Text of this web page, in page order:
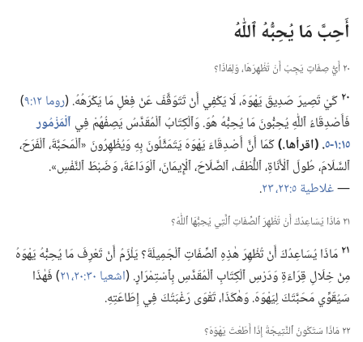
أَحِبَّ مَا يُحِبُّهُ ٱللّٰهُ
٢٠ أَيُّ صِفَاتٍ يَجِبُ أَنْ تُظْهِرَهَا،‏ وَلِمَاذَا؟‏
٢٠ كَيْ تَصِيرَ صَدِيقَ يَهْوَهَ،‏ لَا يَكْفِي أَنْ تَتَوَقَّفَ عَنْ فِعْلِ مَا يَكْرَهُهُ.‏ (‏روما ١٢:‏٩
‏)‏
فَأَصْدِقَاءُ ٱللّٰهِ يُحِبُّونَ مَا يُحِبُّهُ هُوَ.‏ وَٱلْكِتَابُ ٱلْمُقَدَّسُ يَصِفُهُمْ فِي ٱلْمَزْمُور
١٥:‏١-‏٥
‏.‏ (‏اقرأها.‏)‏كَمَا أَنَّ أَصْدِقَاءَ يَهْوَهَ يَتَمَثَّلُونَ بِهِ وَيُظْهِرُونَ «ٱلْمَحَبَّةَ،‏ ٱلْفَرَحَ،‏
ٱلسَّلَامَ،‏ طُولَ ٱلْأَنَاةِ،‏ ٱللُّطْفَ،‏ ٱلصَّلَاحَ،‏ ٱلْإِيمَانَ،‏ ٱلْوَدَاعَةَ،‏ وَضَبْطَ ٱلنَّفْسِ».‏
—‏غلاطية ٥:‏٢٢،‏ ٢٣ ‏.‏
٢١ مَاذَا يُسَاعِدُكَ أَنْ تُظْهِرَ ٱلصِّفَاتِ ٱلَّتِي يُحِبُّهَا ٱللّٰهُ؟‏
٢١ مَاذَا يُسَاعِدُكَ أَنْ تُظْهِرَ هٰذِهِ ٱلصِّفَاتِ ٱلْجَمِيلَةَ؟‏ يَلْزَمُ أَنْ تَعْرِفَ مَا يُحِبُّهُ يَهْوَهُ
مِنْ خِلَالِ قِرَاءَةِ وَدَرْسِ ٱلْكِتَابِ ٱلْمُقَدَّسِ بِٱسْتِمْرَارٍ.‏ (‏اشعيا ٣٠:‏٢٠،‏ ٢١
‏)‏ فَهٰذَا
سَيُقَوِّي مَحَبَّتَكَ لِيَهْوَهَ.‏ وَهٰكَذَا،‏ تَقْوَى رَغْبَتُكَ فِي إِطَاعَتِهِ.‏
٢٢ مَاذَا سَتَكُونُ ٱلنَّتِيجَةُ إِذَا أَطَعْتَ يَهْوَهَ؟‏